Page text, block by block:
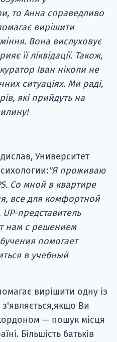
то Анна справедливо
вирішити
Вона вислуховує
її ліквідації. Також,
Іван ніколи не
ситуаціях. Ми раді,
які прийдуть на
Университет
"Я проживаю
Со мной в квартире
все для комфортной
представитель
нам с решением
помогает
в учебный
вирішити одну із
Ви
— пошук місця
Більшість батьків